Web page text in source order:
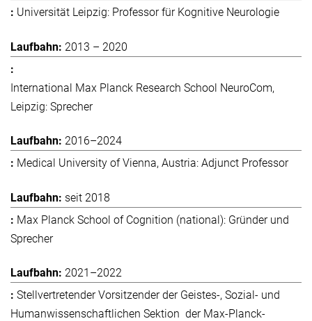
Universität Leipzig: Professor für Kognitive Neurologie
2013 – 2020
International Max Planck Research School NeuroCom,
Leipzig: Sprecher
2016–2024
Medical University of Vienna, Austria: Adjunct Professor
seit 2018
Max Planck School of Cognition (national): Gründer und
Sprecher
2021–2022
Stellvertretender Vorsitzender der Geistes-, Sozial- und
Humanwissenschaftlichen Sektion der Max-Planck-